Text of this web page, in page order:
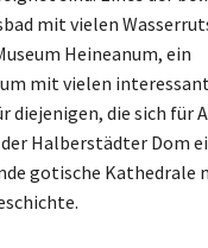
mit vielen
Heineanum, ein
mit vielen
diejenigen, die sich für
Halberstädter Dom
gotische Kathedrale